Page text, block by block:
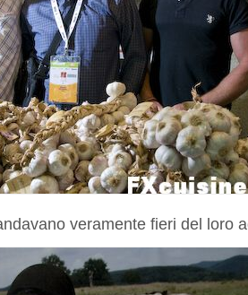
veramente fieri del loro